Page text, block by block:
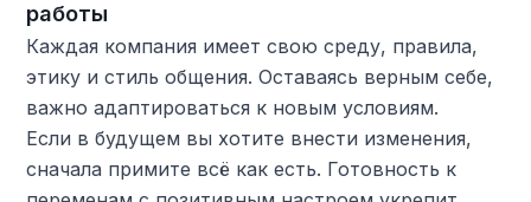
работы
Каждая компания имеет свою среду, правила,
этику и стиль общения. Оставаясь верным себе,
важно адаптироваться к новым условиям.
Если в будущем вы хотите внести изменения,
сначала примите всё как есть. Готовность к